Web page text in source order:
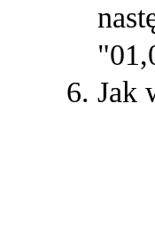
Jak